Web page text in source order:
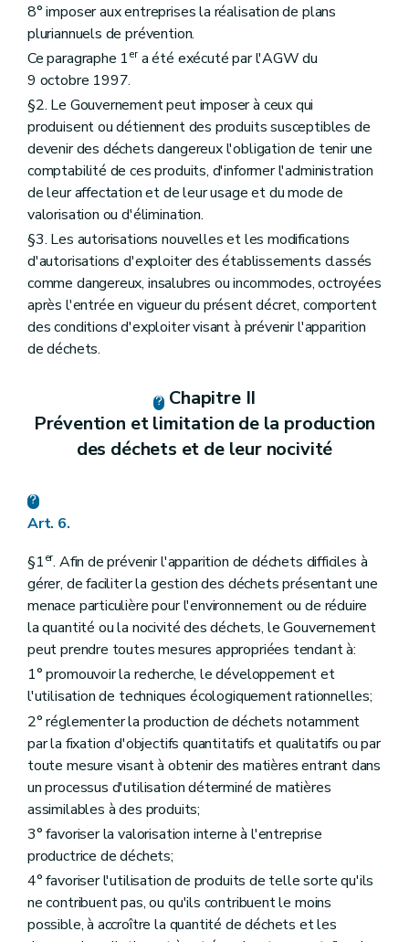
8° imposer aux entreprises la réalisation de plans
pluriannuels de prévention.
Ce paragraphe 1era été exécuté par l'AGW du
9 octobre 1997.
§2. Le Gouvernement peut imposer à ceux qui
produisent ou détiennent des produits susceptibles de
devenir des déchets dangereux l'obligation de tenir une
comptabilité de ces produits, d'informer l'administration
de leur affectation et de leur usage et du mode de
valorisation ou d'élimination.
§3. Les autorisations nouvelles et les modifications
d'autorisations d'exploiter des établissements classés
comme dangereux, insalubres ou incommodes, octroyées
après l'entrée en vigueur du présent décret, comportent
des conditions d'exploiter visant à prévenir l'apparition
de déchets.
Chapitre II
Prévention et limitation de la production
des déchets et de leur nocivité
Art. 6.
§1er. Afin de prévenir l'apparition de déchets difficiles à
gérer, de faciliter la gestion des déchets présentant une
menace particulière pour l'environnement ou de réduire
la quantité ou la nocivité des déchets, le Gouvernement
peut prendre toutes mesures appropriées tendant à:
1° promouvoir la recherche, le développement et
l'utilisation de techniques écologiquement rationnelles;
2° réglementer la production de déchets notamment
par la fixation d'objectifs quantitatifs et qualitatifs ou par
toute mesure visant à obtenir des matières entrant dans
un processus d'utilisation déterminé de matières
assimilables à des produits;
3° favoriser la valorisation interne à l'entreprise
productrice de déchets;
4° favoriser l'utilisation de produits de telle sorte qu'ils
ne contribuent pas, ou qu'ils contribuent le moins
possible, à accroître la quantité de déchets et les